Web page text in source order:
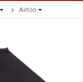
Airton